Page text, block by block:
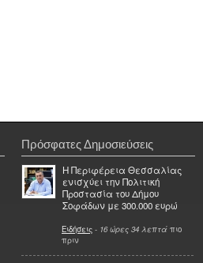
Πρόσφατες Δημοσιεύσεις
Η Περιφέρεια Θεσσαλίας
ενισχύει την Πολιτική
Προστασία του Δήμου
Σοφάδων με 300.000 ευρώ
Ειδήσεις - 16 ώρες 34 λεπτά πιο
πριν